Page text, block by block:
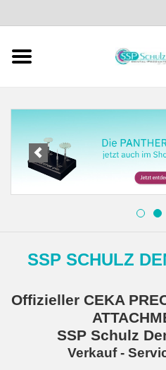
SSP SCHULZ Dental-
PRECI-LINE-SYSTEMS
SSP SCHULZ
Offizieller CEKA
SSP Schulz
Verkauf -